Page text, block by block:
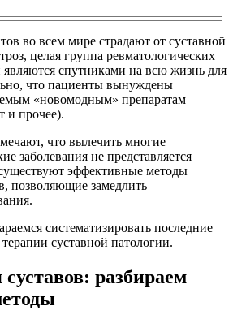
во всем мире страдают от суставной
целая группа ревматологических
являются спутниками на всю жизнь для
что пациенты вынуждены
«новомодным» препаратам
и прочее).
что вылечить многие
заболевания не представляется
эффективные методы
позволяющие замедлить
систематизировать последние
суставной патологии.
разбираем